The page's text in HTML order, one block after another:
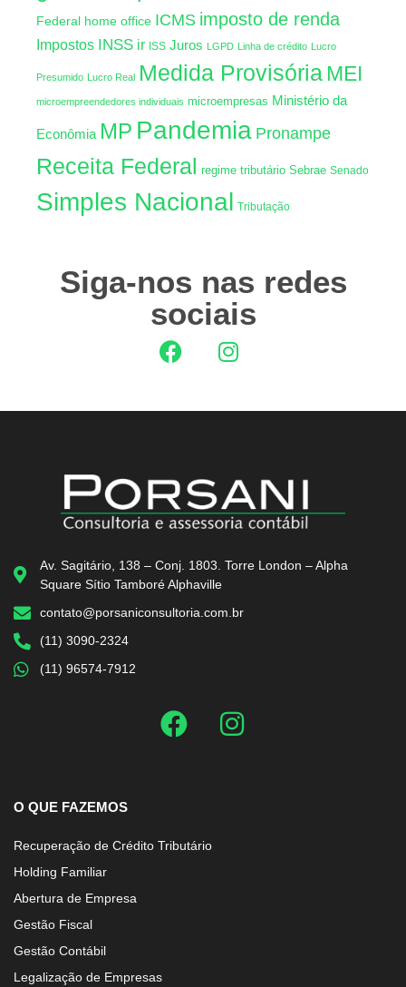
Federal home office ICMS imposto de renda
Impostos INSS ir ISS Juros LGPD Linha de crédito Lucro
Presumido Lucro Real Medida ProvisóriaMEI
microempreendedores individuais microempresas Ministério da
Econômia MP Pandemia Pronampe
Receita Federal regime tributário Sebrae Senado
Simples Nacional Tributação
Siga-nos nas redes
sociais
Av. Sagitário, 138 – Conj. 1803. Torre London – Alpha
Square Sítio Tamboré Alphaville
contato@porsaniconsultoria.com.br
(11) 3090-2324
(11) 96574-7912
O QUE FAZEMOS
Recuperação de Crédito Tributário
Holding Familiar
Abertura de Empresa
Gestão Fiscal
Gestão Contábil
Legalização de Empresas